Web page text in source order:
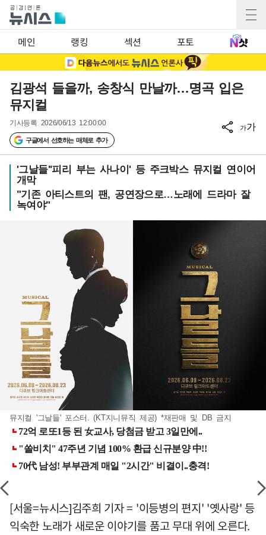
메인 랭킹 섹션 포토
김광석 들을까, 송창식 만날까…명곡 입은
뮤지컬
기사등록 2026/06/13 12:00:00
구글에서 선호하는 매체로 추가
가가
'그날들''피리 부는 사나이' 등 주크박스 뮤지컬 연이어
개막
"기존 아티스트의 팬, 공연장으로…노래에 드라마 잘
녹여야"
뮤지컬 '그날들' 포스터. (KT지니뮤직 제공) *재판매 및 DB 금지
[서울=뉴시스]김주희 기자 = '이등병의 편지' '옛사랑' 등
익숙한 노래가 새로운 이야기를 품고 무대 위에 오른다.